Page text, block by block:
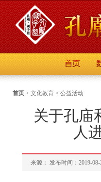
首页 > 文化教育 > 公益活动
关于孔庙
人
来源： 发布时间：2019-08-